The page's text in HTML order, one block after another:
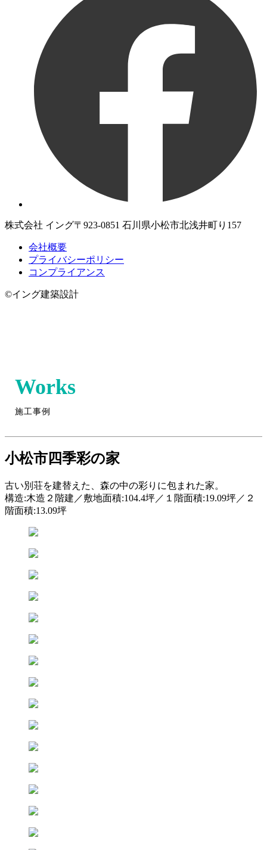
株式会社 イング〒923-0851 石川県小松市北浅井町り157
会社概要
プライバシーポリシー
コンプライアンス
©イング建築設計
Works
施工事例
小松市四季彩の家
古い別荘を建替えた、森の中の彩りに包まれた家。
構造:木造２階建／敷地面積:104.4坪／１階面積:19.09坪／２
階面積:13.09坪